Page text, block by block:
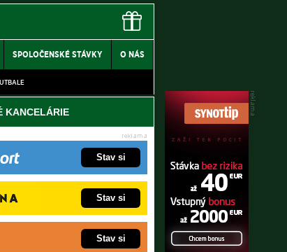
SPOLOČENSKÉ STÁVKY O NÁS
KANCELÁRIE
Stav si
Stav si
Stav si